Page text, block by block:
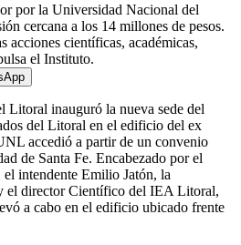
por la Universidad Nacional del
cercana a los 14 millones de pesos.
acciones científicas, académicas,
el Instituto.
Litoral inauguró la nueva sede del
del Litoral en el edificio del ex
accedió a partir de un convenio
de Santa Fe. Encabezado por el
intendente Emilio Jatón, la
el director Científico del IEA Litoral,
a cabo en el edificio ubicado frente